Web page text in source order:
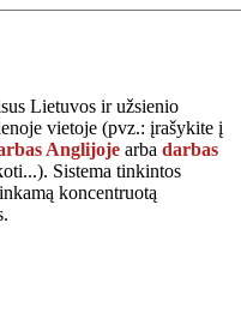
Lietuvos ir užsienio
vietoje (pvz.: įrašykite į
Anglijoje arba darbas
). Sistema tinkintos
koncentruotą